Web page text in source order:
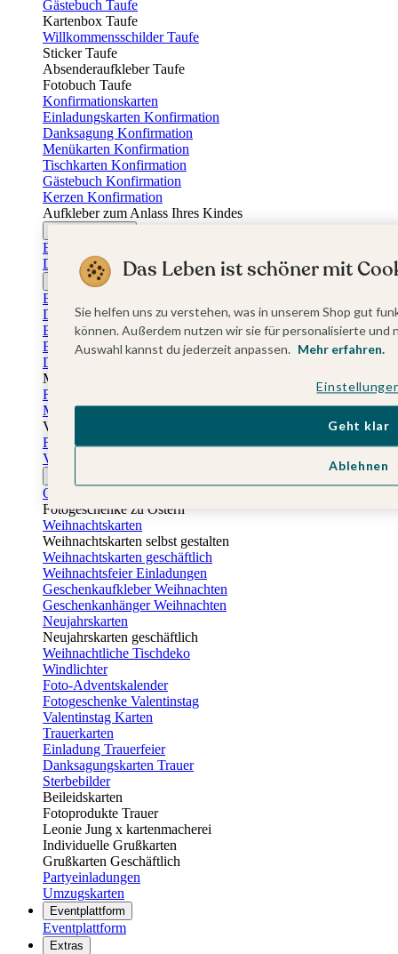
Gästebuch Taufe
Kartenbox Taufe
Willkommensschilder Taufe
Sticker Taufe
Absenderaufkleber Taufe
Fotobuch Taufe
Konfirmationskarten
Einladungskarten Konfirmation
Danksagung Konfirmation
Menükarten Konfirmation
Tischkarten Konfirmation
Gästebuch Konfirmation
Kerzen Konfirmation
Aufkleber zum Anlass Ihres Kindes
Einladungskarten Firmung
Dankeskarten Firmung
Jugendweihekarten
Einladungskarten Jugendweihe
Dankeskarten Jugendweihe
Einschulungskarten
Einladungskarten Einschulung
Danksagung Einschulung
Muttertag
Fotogeschenke Muttertag
Muttertagskarten
Vatertag
Fotogeschenke Vatertag
Vatertagskarten
Osterkarten
Fotogeschenke zu Ostern
Weihnachtskarten
Weihnachtskarten selbst gestalten
Weihnachtskarten geschäftlich
Weihnachtsfeier Einladungen
Geschenkaufkleber Weihnachten
Geschenkanhänger Weihnachten
Neujahrskarten
Neujahrskarten geschäftlich
Weihnachtliche Tischdeko
Windlichter
Foto-Adventskalender
Fotogeschenke Valentinstag
Valentinstag Karten
Trauerkarten
Einladung Trauerfeier
Danksagungskarten Trauer
Sterbebilder
Beileidskarten
Fotoprodukte Trauer
Leonie Jung x kartenmacherei
Individuelle Grußkarten
Grußkarten Geschäftlich
Partyeinladungen
Umzugskarten
Eventplattform
Eventplattform
Extras
Das Leben ist schöner mit
Sie helfen uns zu verstehen, was in unserem Shop gut
können. Außerdem nutzen wir sie für personalisierte
Auswahl kannst du jederzeit anpassen. Mehr erfahren.
Ablehnen
Geht klar